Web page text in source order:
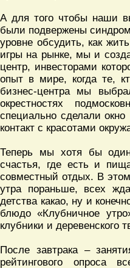
А для того чтобы наши
были подвержены
уровне обсудить, как
игры на рынке, мы и
центр, инвесторами
опыт в мире, когда те,
бизнес-центра мы
окрестностях
специально сделали
контакт с красотами
Теперь мы хотя бы
счастья, где есть и
совместный отдых. В
утра пораньше, всех
детства какао, ну и
блюдо «Клубничное
клубники и деревенского
После завтрака –
рейтингового опроса